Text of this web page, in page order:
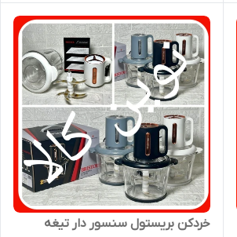
خردکن بریستول سنسور دار تیغه